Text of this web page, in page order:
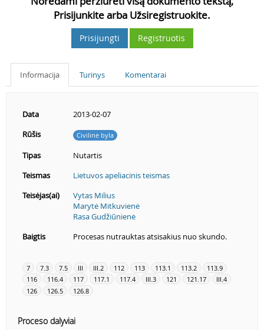
Prisijunkite arba Užsiregistruokite.
Prisijungti Registruotis
Informacija Turinys Komentarai
Data
2013-02-07
Rūšis
Civilinė byla
Tipas
Nutartis
Teismas
Lietuvos apeliacinis teismas
Teisėjas(ai)
Vytas Milius
Marytė Mitkuvienė
Rasa Gudžiūnienė
Baigtis
Procesas nutrauktas atsisakius nuo skundo.
7 7.3 7.5 III III.2 112 113 113.1 113.2
113.9
116
116.4 117 117.1 117.4 III.3 121 121.17
III.4
126
126.5 126.8
Proceso dalyviai